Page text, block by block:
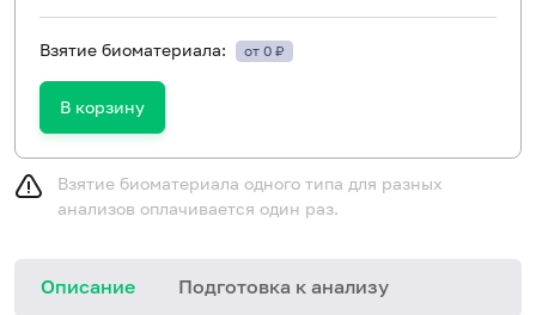
Взятие биоматериала: от 0 ₽
В корзину
Взятие биоматериала одного типа для разных
анализов оплачивается один раз.
Описание Подготовка к анализу